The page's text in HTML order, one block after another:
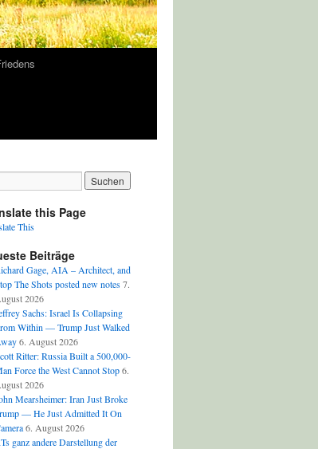
this Page
This
Beiträge
Gage, AIA – Architect, and
The Shots posted new notes 7.
2026
Sachs: Israel Is Collapsing
Within — Trump Just Walked
6. August 2026
Ritter: Russia Built a 500,000-
Force the West Cannot Stop 6.
2026
Mearsheimer: Iran Just Broke
— He Just Admitted It On
6. August 2026
ganz andere Darstellung der